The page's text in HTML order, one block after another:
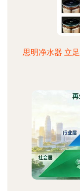
思明净水器 立